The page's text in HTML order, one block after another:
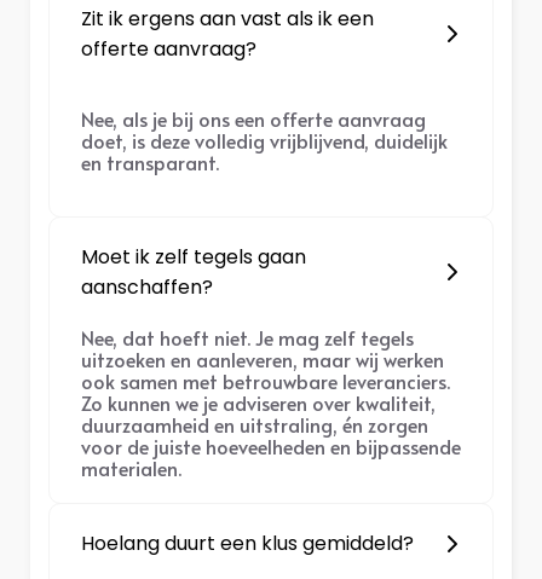
Zit ik ergens aan vast als ik een
offerte aanvraag?
Nee, als je bij ons een offerte aanvraag
doet, is deze volledig vrijblijvend, duidelijk
en transparant.
Moet ik zelf tegels gaan
aanschaffen?
Nee, dat hoeft niet. Je mag zelf tegels
uitzoeken en aanleveren, maar wij werken
ook samen met betrouwbare leveranciers.
Zo kunnen we je adviseren over kwaliteit,
duurzaamheid en uitstraling, én zorgen
voor de juiste hoeveelheden en bijpassende
materialen.
Hoelang duurt een klus gemiddeld?